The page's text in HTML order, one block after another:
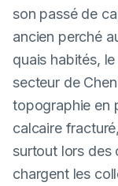
son passé de
ancien perché
quais habités,
secteur de
topographie en
calcaire
surtout lors des
chargent les